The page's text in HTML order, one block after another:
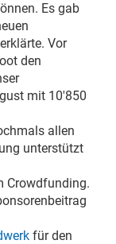
Es gab
erklärte. Vor
den
mit 10'850
allen
unterstützt
Crowdfunding.
für den